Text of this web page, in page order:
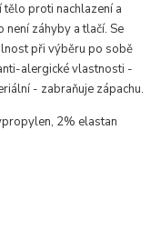
proti nachlazení a
záhyby a tlačí. Se
při výběru po sobě
alergické vlastnosti -
- zabraňuje zápachu.
2% elastan